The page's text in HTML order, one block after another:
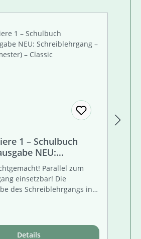
1 – Schulbuch
NEU:
– Teil B (2.
Classic
Parallel zum
einsetzbar! Die
des Schreiblehrgangs in
Silben/Buchstaben
Ausführung der
Details